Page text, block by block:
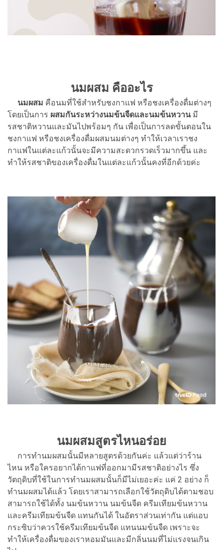
นมผสม คืออะไร
นมผสม คือนมที่ใช้สำหรับชงกาแฟ หรือชงเครื่องดื่มต่างๆ
โดยเป็นการ ผสมกันระหว่างนมข้นจืดและนมข้นหวานมี
รสชาติหวานและมันไปพร้อมๆ กัน เพื่อเป็นการลดขั้นตอนใน
ชงกาแฟ หรือชงเครื่องดื่มผสมนมต่างๆ ทำให้เวลาเราชง
กาแฟในแต่ละแก้วนั้นจะมีความสะดวกรวดเร็วมากขึ้น และ
ทำให้รสชาติของเครื่องดื่มในแต่ละแก้วนั้นคงที่อีกด้วยค่ะ
นมผสมสูตรไหนอร่อย
การทำนมผสมนั้นมีหลายสูตรด้วยกันค่ะ แล้วแต่ว่าร้าน
ไหน หรือใครอยากได้กาแฟที่ออกมามีรสชาติอย่างไร ซึ่ง
วัตถุดิบที่ใช้ในการทำนมผสมนั้นก็มีไม่เยอะค่ะ แค่ 2 อย่าง ก็
ทำนมผสมได้แล้ว โดยเราสามารถเลือกใช้วัตถุดิบได้ตามชอบ
สามารถใช้ได้ทั้ง นมข้นหวาน นมข้นจืด ครีมเทียมข้นหวาน
และครีมเทียมข้นจืด แทนกันได้ ในอัตราส่วนเท่ากัน แต่แอบ
กระซิบว่าควรใช้ครีมเทียมข้นจืด แทนนมข้นจืด เพราะจะ
ทำให้เครื่องดื่มของเราหอมมันและมีกลิ่นนมที่ไม่แรงจนเกิน